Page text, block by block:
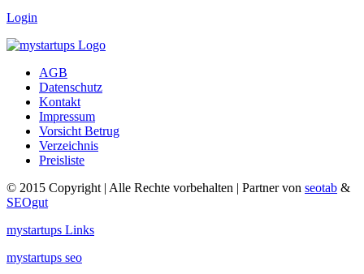
Login
AGB
Datenschutz
Kontakt
Impressum
Vorsicht Betrug
Verzeichnis
Preisliste
© 2015 Copyright | Alle Rechte vorbehalten | Partner von seotab &
SEOgut
mystartups Links
mystartups seo